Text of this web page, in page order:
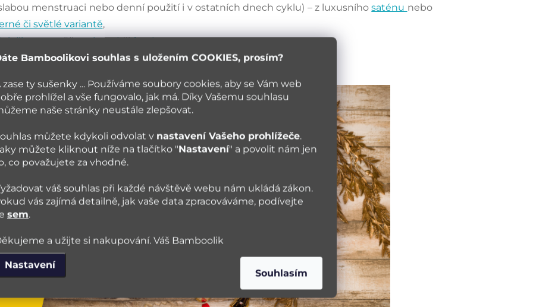
Bamboolikovi souhlas s uložením COOKIES, prosím?
zase ty sušenky ... Používáme soubory cookies, aby se Vám web
prohlížel a vše fungovalo, jak má. Díky Vašemu souhlasu
naše stránky neustále zlepšovat.
můžete kdykoli odvolat v nastavení Vašeho prohlížeče.
můžete kliknout níže na tlačítko "Nastavení" a povolit nám jen
co považujete za vhodné.
váš souhlas při každé návštěvě webu nám ukládá zákon.
vás zajímá detailně, jak vaše data zpracováváme, podívejte
sem.
a užijte si nakupování. Váš Bamboolik
Nastavení
Souhlasím
menstruaci nebo denní použití i v ostatních dnech cyklu) – z luxusníhosaténu nebo
či světlé variantě,
– rovněžsaténovéčifroté,
–saténová, případněfroté varianta